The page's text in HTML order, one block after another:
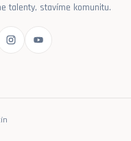
talenty, stavíme komunitu.